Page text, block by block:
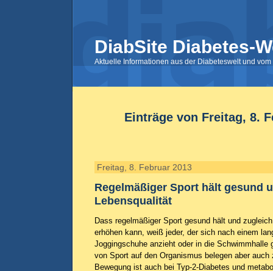
DiabSite Diabetes-
Aktuelle Informationen aus der Diabeteswelt und
Einträge von Freitag, 8.
Freitag, 8. Februar 2013
Regelmäßiger Sport hält gesund
Lebensqualität
Dass regelmäßiger Sport gesund hält und
erhöhen kann, weiß jeder, der sich nach einem
Joggingschuhe anzieht oder in die Schwimmhalle
von Sport auf den Organismus belegen aber
Bewegung ist auch bei Typ-2-Diabetes und